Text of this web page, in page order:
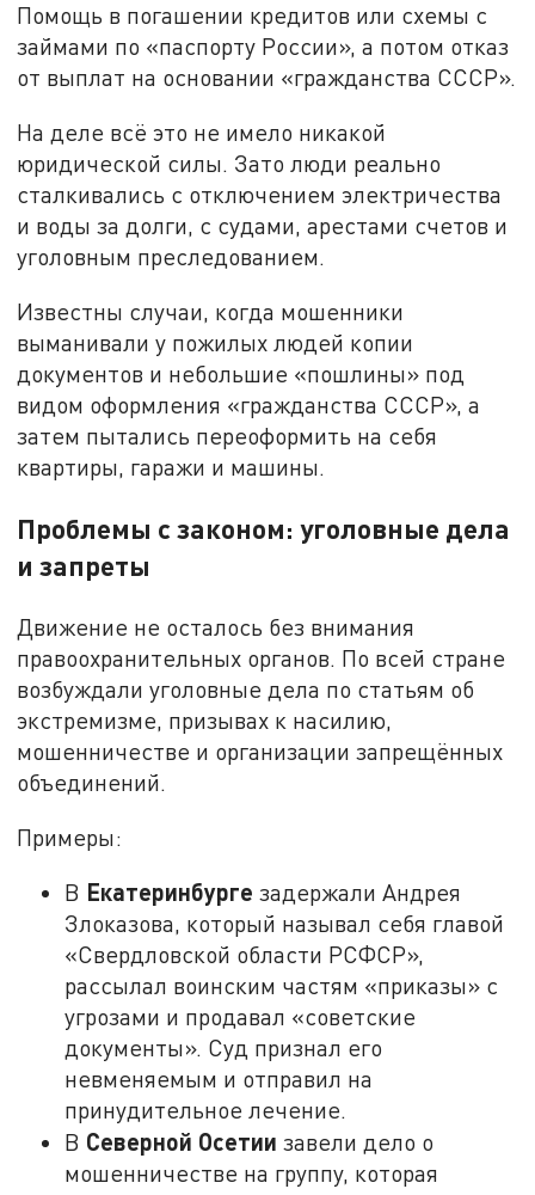
Помощь в погашении кредитов или схемы с
займами по «паспорту России», а потом отказ
от выплат на основании «гражданства СССР».
На деле всё это не имело никакой
юридической силы. Зато люди реально
сталкивались с отключением электричества
и воды за долги, с судами, арестами счетов и
уголовным преследованием.
Известны случаи, когда мошенники
выманивали у пожилых людей копии
документов и небольшие «пошлины» под
видом оформления «гражданства СССР», а
затем пытались переоформить на себя
квартиры, гаражи и машины.
Проблемы с законом: уголовные дела
и запреты
Движение не осталось без внимания
правоохранительных органов. По всей стране
возбуждали уголовные дела по статьям об
экстремизме, призывах к насилию,
мошенничестве и организации запрещённых
объединений.
Примеры:
В Екатеринбурге задержали Андрея
Злоказова, который называл себя главой
«Свердловской области РСФСР»,
рассылал воинским частям «приказы» с
угрозами и продавал «советские
документы». Суд признал его
невменяемым и отправил на
принудительное лечение.
В Северной Осетии завели дело о
мошенничестве на группу, которая